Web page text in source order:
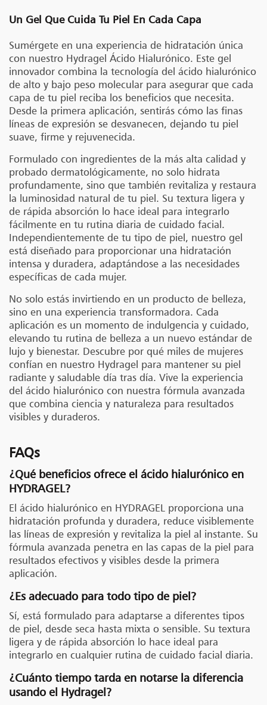
Un Gel Que Cuida Tu Piel En Cada Capa
Sumérgete en una experiencia de hidratación única
con nuestro Hydragel Ácido Hialurónico. Este gel
innovador combina la tecnología del ácido hialurónico
de alto y bajo peso molecular para asegurar que cada
capa de tu piel reciba los beneficios que necesita.
Desde la primera aplicación, sentirás cómo las finas
líneas de expresión se desvanecen, dejando tu piel
suave, firme y rejuvenecida.
Formulado con ingredientes de la más alta calidad y
probado dermatológicamente, no solo hidrata
profundamente, sino que también revitaliza y restaura
la luminosidad natural de tu piel. Su textura ligera y
de rápida absorción lo hace ideal para integrarlo
fácilmente en tu rutina diaria de cuidado facial.
Independientemente de tu tipo de piel, nuestro gel
está diseñado para proporcionar una hidratación
intensa y duradera, adaptándose a las necesidades
específicas de cada mujer.
No solo estás invirtiendo en un producto de belleza,
sino en una experiencia transformadora. Cada
aplicación es un momento de indulgencia y cuidado,
elevando tu rutina de belleza a un nuevo estándar de
lujo y bienestar. Descubre por qué miles de mujeres
confían en nuestro Hydragel para mantener su piel
radiante y saludable día tras día. Vive la experiencia
del ácido hialurónico con nuestra fórmula avanzada
que combina ciencia y naturaleza para resultados
visibles y duraderos.
FAQs
¿Qué beneficios ofrece el ácido hialurónico en
HYDRAGEL?
El ácido hialurónico en HYDRAGEL proporciona una
hidratación profunda y duradera, reduce visiblemente
las líneas de expresión y revitaliza la piel al instante. Su
fórmula avanzada penetra en las capas de la piel para
resultados efectivos y visibles desde la primera
aplicación.
¿Es adecuado para todo tipo de piel?
Sí, está formulado para adaptarse a diferentes tipos
de piel, desde seca hasta mixta o sensible. Su textura
ligera y de rápida absorción lo hace ideal para
integrarlo en cualquier rutina de cuidado facial diaria.
¿Cuánto tiempo tarda en notarse la diferencia
usando el Hydragel?